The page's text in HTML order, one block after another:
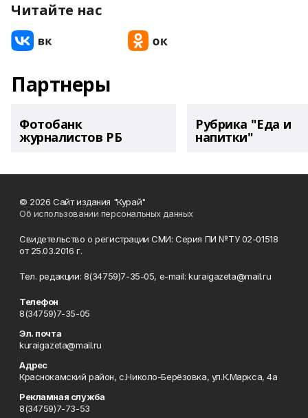
Читайте нас
Партнеры
Фотобанк
журналистов РБ
Рубрика "Еда и
напитки"
© 2026 Сайт издания "Курай"
Об использовании персональных данных
Свидетельство о регистрации СМИ: Серия ПИ №ТУ 02-01518
от 25.03.2016 г.
Тел. редакции: 8(34759)7-35-05, e-mail: kuraigazeta@mail.ru
Телефон
8(34759)7-35-05
Эл. почта
kuraigazeta@mail.ru
Адрес
Краснокамский район, с.Николо-Берёзовка, ул.К.Маркса, 4а
Рекламная служба
8(34759)7-73-53